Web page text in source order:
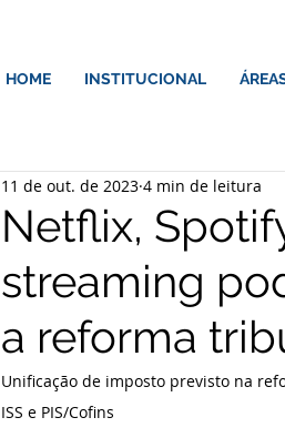
HOME INSTITUCIONAL
Netflix,
streaming
a reforma
11 de out. de 2023 4 min de leitura
Unificação de imposto previsto na
ISS e PIS/Cofins